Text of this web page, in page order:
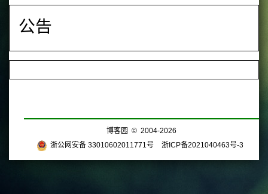
公告
博客园 © 2004-2026
浙公网安备 33010602011771号
浙ICP备2021040463号-3